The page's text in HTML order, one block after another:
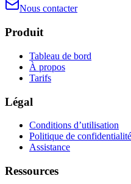
Nous contacter
Produit
Tableau de bord
À propos
Tarifs
Légal
Conditions d’utilisation
Politique de confidentialité
Assistance
Ressources